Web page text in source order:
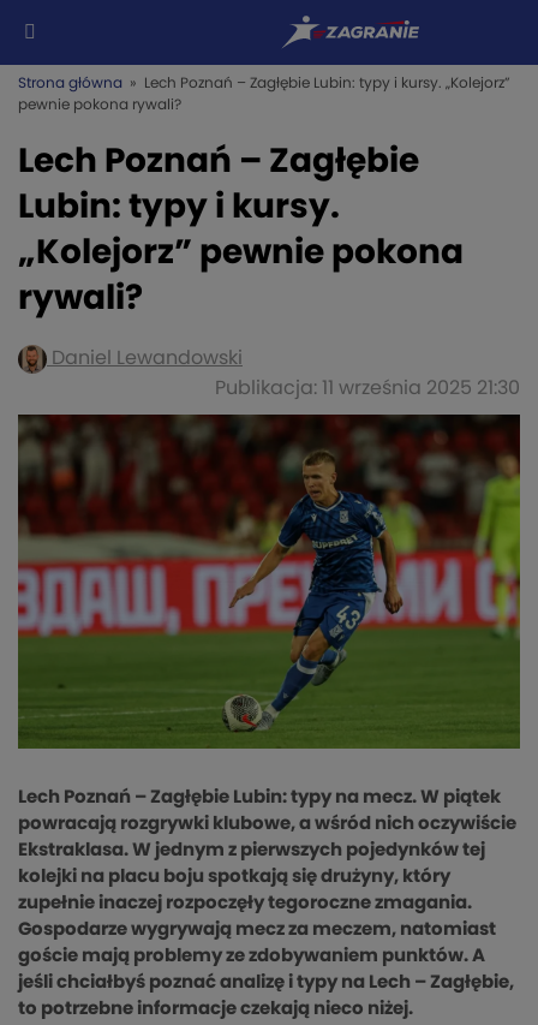
Strona główna » Lech Poznań – Zagłębie Lubin: typy i kursy. „Kolejorz”
pewnie pokona rywali?
Lech Poznań – Zagłębie
Lubin: typy i kursy.
„Kolejorz” pewnie pokona
rywali?
Daniel Lewandowski
Publikacja: 11 września 2025 21:30
Lech Poznań – Zagłębie Lubin: typy na mecz. W piątek
powracają rozgrywki klubowe, a wśród nich oczywiście
Ekstraklasa. W jednym z pierwszych pojedynków tej
kolejki na placu boju spotkają się drużyny, który
zupełnie inaczej rozpoczęły tegoroczne zmagania.
Gospodarze wygrywają mecz za meczem, natomiast
goście mają problemy ze zdobywaniem punktów. A
jeśli chciałbyś poznać analizę i typy na Lech – Zagłębie,
to potrzebne informacje czekają nieco niżej.